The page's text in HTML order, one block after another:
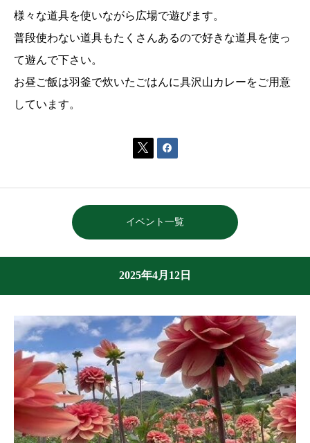
様々な道具を使いながら広場で遊びます。
普段使わない道具もたくさんあるので好きな道具を使っ
て遊んで下さい。
お昼ご飯は羽釜で炊いたごはんに具沢山カレーをご用意
しています。
 
イベント一覧
2025年4月12日